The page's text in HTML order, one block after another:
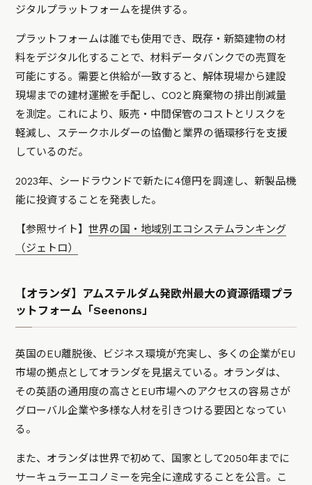
ジタルプラットフォームを提供する。
プラットフォームは誰でも使用でき、既存・新築建物の材
料をデジタル化することで、材料データバンクでの売買を
可能にする。需要と供給が一致すると、解体現場から建設
現場までの建材運搬を手配し、CO2と廃棄物の排出削減量
を測定。これにより、販売・中間保管のコストとリスクを
軽減し、ステークホルダーの協働と業界の循環移行を支援
しているのだ。
2023年、シードラウンドで新たに4億円を調達し、新製品機
能に投資することを発表した。
【参照サイト】世界の国・地域別エコシステムランキング
（ジェトロ）
【オランダ】アムステルダム発欧州最大の資源循環プラ
ットフォーム「Seenons」
英国のEU離脱後、ビジネス環境が充実し、多くの企業がEU
市場の拠点としてオランダを見据えている。オランダは、
その英語の通用度の高さとEU市場へのアクセスの容易さが
グローバル企業や多様な人材を引きつける要因となってい
る。
また、オランダは世界で初めて、国家として2050年までに
サーキュラーエコノミーを完全に達成することを公言。こ